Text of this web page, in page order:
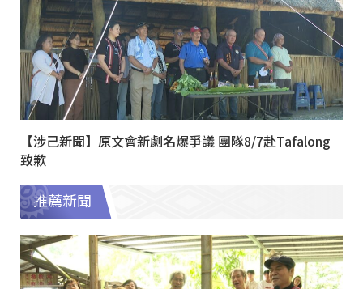
【涉己新聞】原文會新劇名爆爭議 團隊8/7赴Tafalong
致歉
推薦新聞